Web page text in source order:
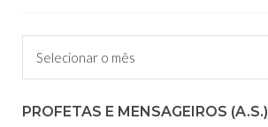
Arquivos
PROFETAS E MENSAGEIROS (A.S.)